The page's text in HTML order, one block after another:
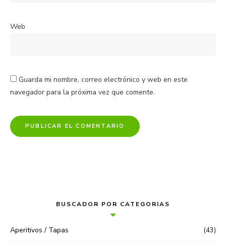
Web
Guarda mi nombre, correo electrónico y web en este
navegador para la próxima vez que comente.
BUSCADOR POR CATEGORIAS
Aperitivos / Tapas (43)